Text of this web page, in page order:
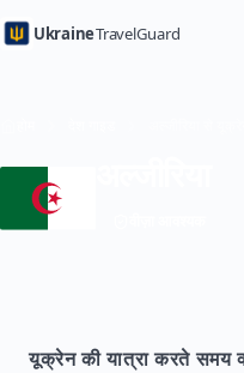
UkraineTravelGuard
यूक्रेन की यात्रा करते समय